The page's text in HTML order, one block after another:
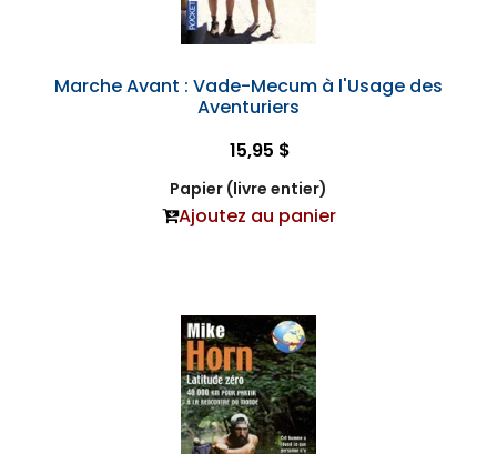
Marche Avant : Vade-Mecum à l'Usage des
Aventuriers
15,95 $
Papier (livre entier)
Ajoutez au panier